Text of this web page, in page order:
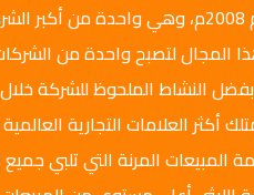
تأسست شركة الليثي أوتو جروب عام 2008م، وهي واحدة
المجال لتصبح واحدة من
النشاط الملحوظ للشركة
أكثر العلامات التجارية
المبيعات المرنة التي تلبي جميع